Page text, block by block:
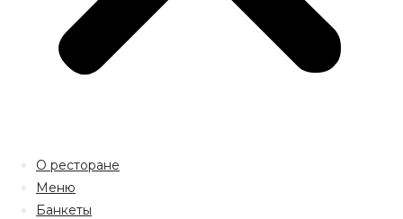
О ресторане
Меню
Банкеты